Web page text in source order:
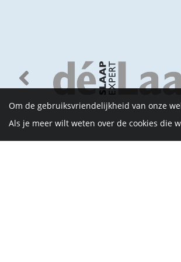
Om de gebruiksvriendelijkheid van onze
Als je meer wilt weten over de cookies die